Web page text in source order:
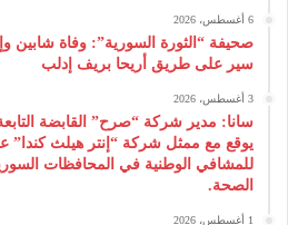
6 أغسطس، 2026
صحيفة “الثورة السورية”: وفاة شابين
سير على طريق أريحا بريف إدلب
3 أغسطس، 2026
سانا: مدير شركة “صرح” القابضة
يوقع مع ممثل شركة “إنتر هيلث كندا”
للمشافي الوطنية في المحافظات
الصحة.
1 أغسطس، 2026